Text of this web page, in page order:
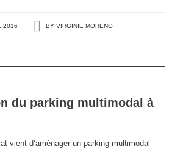
2016 BY VIRGINIE MORENO
du parking multimodal à
vient d’aménager un parking multimodal